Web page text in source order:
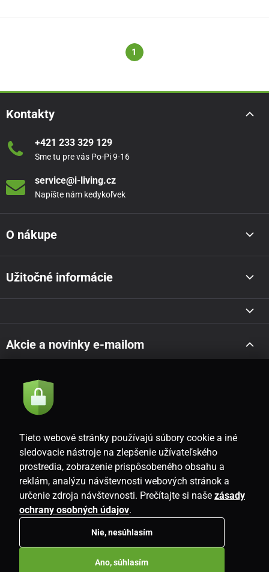
1
Kontakty
+421 233 329 129
Sme tu pre vás Po-Pi 9-16
service@i-living.cz
Napíšte nám kedykoľvek
O nákupe
Užitočné informácie
Akcie a novinky e-mailom
Súhlasím so
SK
www.i-living.sk
Tieto webové stránky používajú súbory cookie a iné
sledovacie nástroje na zlepšenie užívateľského
prostredia, zobrazenie prispôsobeného obsahu a
reklám, analýzu návštevnosti webových stránok a
určenie zdroja návštevnosti. Prečítajte si naše zásady
ochrany osobných údajov.
Nie, nesúhlasím
Ano, súhlasím